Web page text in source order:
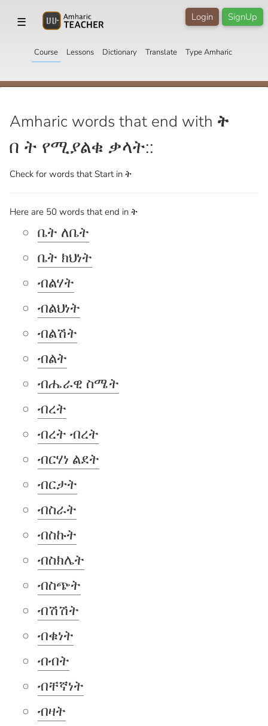
☰ SignUp
Login
Course Lessons Dictionary Translate Type Amharic
Amharic words that end with ት
በ ት የሚያልቁ ቃላት::
Check for words that Start in ት
Here are 50 words that end in ት
ቤት ለቤት
ቤት ክህነት
ብልሃት
ብልህነት
ብልሽት
ብልት
ብሔራዊ ስሜት
ብረት
ብረት ብረት
ብርሃነ ልደት
ብርታት
ብስራት
ብስኩት
ብስክሌት
ብስጭት
ብሽሽት
ብቁነት
ብብት
ብቸኛነት
ብዛት